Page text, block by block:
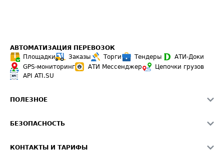
АВТОМАТИЗАЦИЯ ПЕРЕВОЗОК
Площадки
Заказы Торги Тендеры
АТИ-Доки
GPS-мониторинг
АТИ Мессенджер
Цепочки грузов
API ATI.SU
ПОЛЕЗНОЕ
Звезды ATI.SU на вашем сайте
БЕЗОПАСНОСТЬ
КОНТАКТЫ И ТАРИФЫ